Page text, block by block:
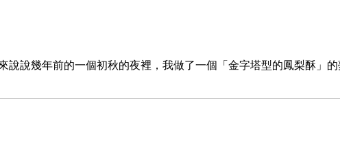
幾年前的一個初秋的夜裡，我做了一個「金字塔型的鳳梨酥」的